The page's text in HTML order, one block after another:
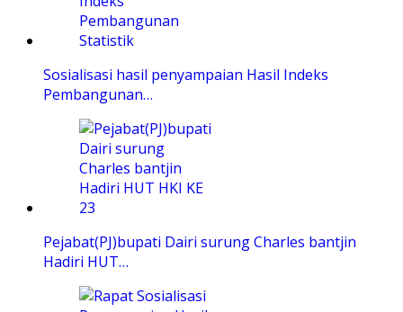
Sosialisasi hasil penyampaian Hasil Indeks
Pembangunan…
Pejabat(PJ)bupati Dairi surung Charles bantjin
Hadiri HUT…